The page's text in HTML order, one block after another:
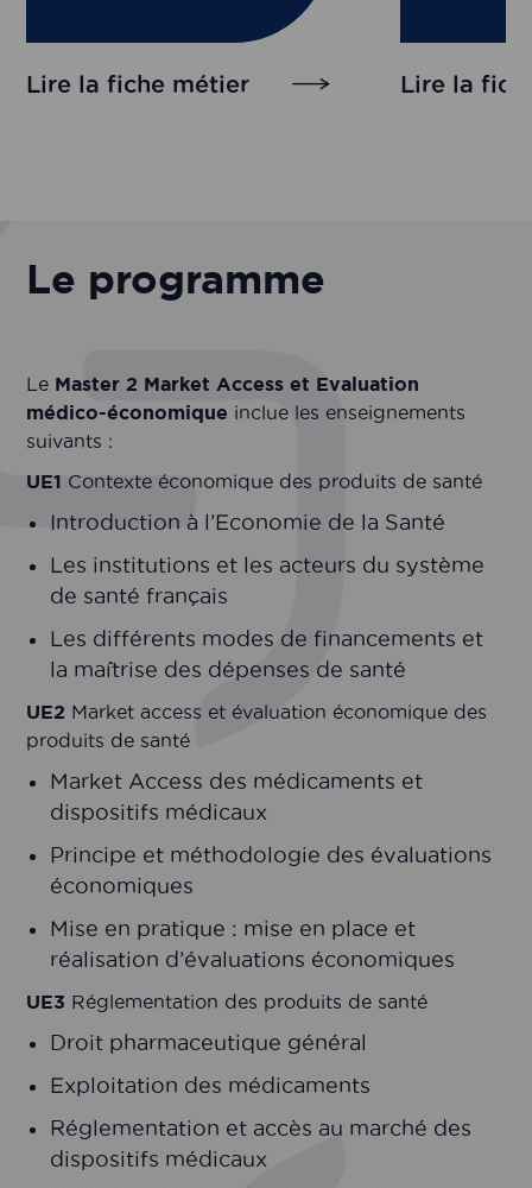
Lire la fiche métier Lire la
Le programme
Le Master 2 Market Access et Evaluation
médico-économique inclue les enseignements
suivants :
UE1 Contexte économique des produits de santé
Introduction à l’Economie de la Santé
Les institutions et les acteurs du système
de santé français
Les différents modes de financements et
la maîtrise des dépenses de santé
UE2 Market access et évaluation économique des
produits de santé
Market Access des médicaments et
dispositifs médicaux
Principe et méthodologie des évaluations
économiques
Mise en pratique : mise en place et
réalisation d’évaluations économiques
UE3 Réglementation des produits de santé
Droit pharmaceutique général
Exploitation des médicaments
Réglementation et accès au marché des
dispositifs médicaux